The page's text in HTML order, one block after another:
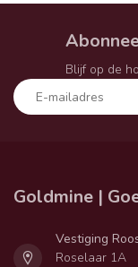
Blijf op de
Goldmine |
Vestiging
Roselaar 1A